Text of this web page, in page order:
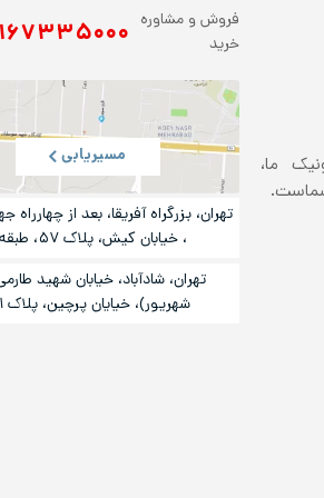
ما،
فروش و مشاوره
خرید
۰۲۱
مسیریابی
تهران، بزرگراه آفریقا، بعد از
، خیابان کیش، پلاک ۵۷، طبقه ۱
شهریور)، خیایان پرچین، پلاک ۱۰۱